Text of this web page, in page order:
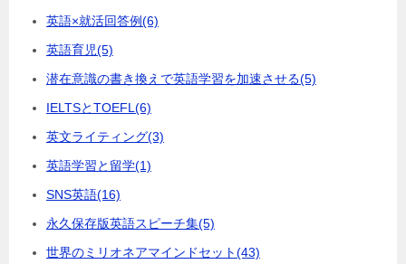
英語×就活回答例(6)
英語育児(5)
潜在意識の書き換えで英語学習を加速させる(5)
IELTSとTOEFL (6)
英文ライティング(3)
英語学習と留学(1)
SNS英語(16)
永久保存版英語スピーチ集(5)
世界のミリオネアマインドセット(43)